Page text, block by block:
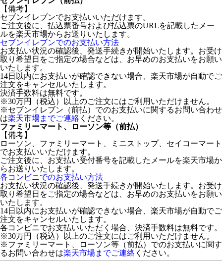
【備考】
セブンイレブンでお支払いいただけます。
ご注文後に、払込票番号および払込票のURLを記載したメー
ルを楽天市場からお送りいたします。
セブンイレブンでのお支払い方法
お支払い状況の確認後、発送手続きが開始いたします。お受け
取り希望日をご指定の場合などは、お早めのお支払いをお願い
いたします。
14日以内にお支払いが確認できない場合、楽天市場が自動でご
注文をキャンセルいたします。
決済手数料は無料です。
※30万円（税込）以上のご注文にはご利用いただけません。
※セブンイレブン（前払）でのお支払いに関するお問い合わせ
は楽天市場までご連絡 ください。
ファミリーマート、ローソン等（前払）
【備考】
ローソン、ファミリーマート、ミニストップ、セイコーマート
でお支払いいただけます。
ご注文後に、お支払い受付番号を記載したメールを楽天市場か
らお送りいたします。
各コンビニでのお支払い方法
お支払い状況の確認後、発送手続きが開始いたします。お受け
取り希望日をご指定の場合などは、お早めのお支払いをお願い
いたします。
14日以内にお支払いが確認できない場合、楽天市場が自動でご
注文をキャンセルいたします。
各コンビニでお支払いいただく場合、決済手数料は無料です。
※30万円（税込）以上のご注文にはご利用いただけません。
※ファミリーマート、ローソン等（前払）でのお支払いに関す
るお問い合わせは楽天市場までご連絡 ください。